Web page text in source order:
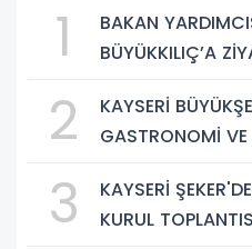
1
BAKAN
BÜYÜKKILIÇ’A
2
KAYSERİ
GASTRONOMİ
3
KAYSERİ
KURUL